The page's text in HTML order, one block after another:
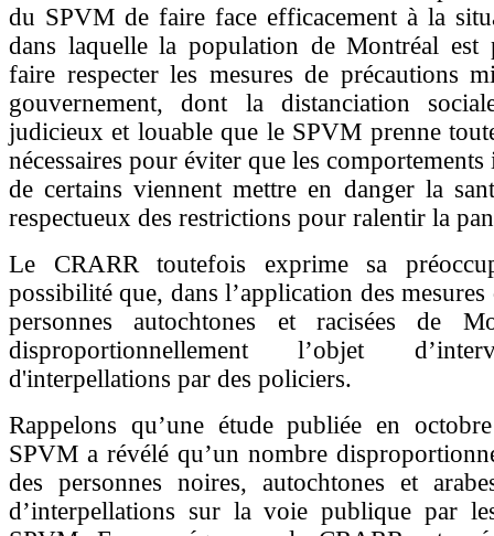
du SPVM de faire face efficacement à la
dans laquelle la population de Montréal est
faire respecter les mesures de précautions
gouvernement, dont la distanciation
judicieux et louable que le SPVM prenne
nécessaires pour éviter que les comportements
de certains viennent mettre en danger la
respectueux des restrictions pour ralentir la
Le CRARR toutefois exprime sa
possibilité que, dans l’application des mesures
personnes autochtones et racisées de
disproportionnellement l’objet
d'interpellations par des policiers.
Rappelons qu’une étude publiée en
SPVM a révélé qu’un nombre
des personnes noires, autochtones et
d’interpellations sur la voie publique par